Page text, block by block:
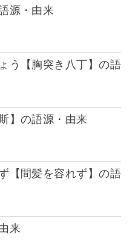
源・由来
う【胸突き八丁】の語
】の語源・由来
【間髪を容れず】の語
来